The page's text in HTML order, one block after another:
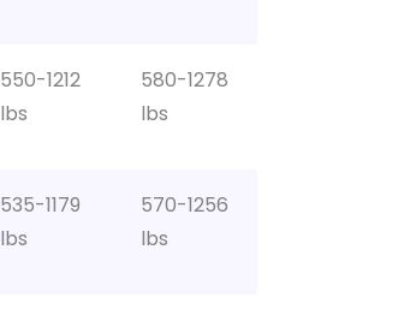
550-1212
lbs
580-1278
lbs
535-1179
lbs
570-1256
lbs